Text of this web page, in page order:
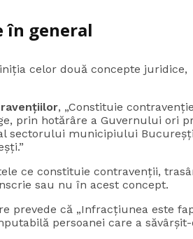
general
celor două concepte juridice,
, „Constituie contravenţie
prin hotărâre a Guvernului ori
sectorului municipiului
ce constituie contravenții,
sau nu în acest concept.
prevede că „Infracțiunea este
persoanei care a săvârșit-